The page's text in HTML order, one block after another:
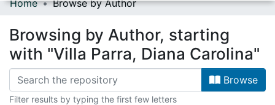
Communities & Collections
Log In(current)
Home Browse by Author
Browsing by Author, starting
with "Villa Parra, Diana Carolina"
Browse
Filter results by typing the first few letters